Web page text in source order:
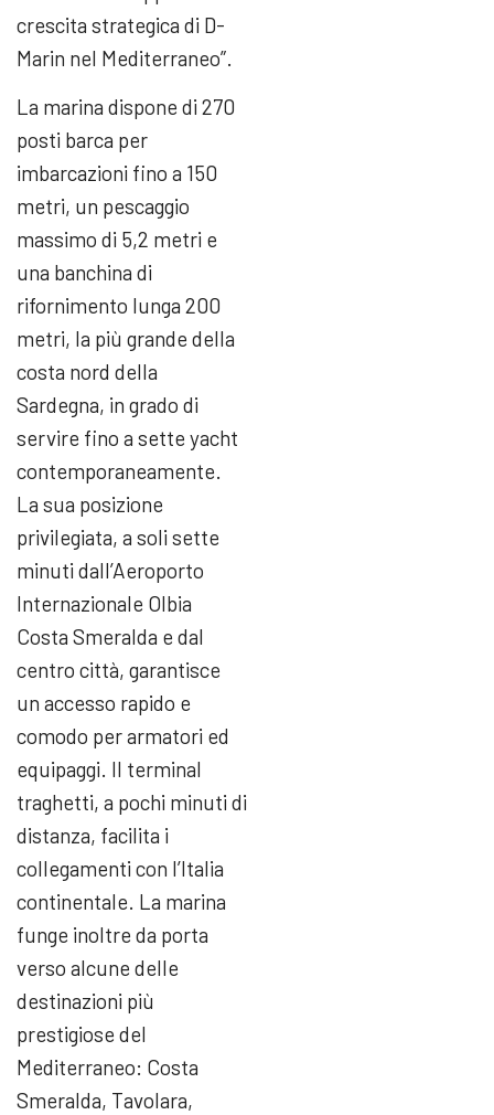
crescita strategica di D-
Marin nel Mediterraneo”.
La marina dispone di 270
posti barca per
imbarcazioni fino a 150
metri, un pescaggio
massimo di 5,2 metri e
una banchina di
rifornimento lunga 200
metri, la più grande della
costa nord della
Sardegna, in grado di
servire fino a sette yacht
contemporaneamente.
La sua posizione
privilegiata, a soli sette
minuti dall’Aeroporto
Internazionale Olbia
Costa Smeralda e dal
centro città, garantisce
un accesso rapido e
comodo per armatori ed
equipaggi. Il terminal
traghetti, a pochi minuti di
distanza, facilita i
collegamenti con l’Italia
continentale. La marina
funge inoltre da porta
verso alcune delle
destinazioni più
prestigiose del
Mediterraneo: Costa
Smeralda, Tavolara,